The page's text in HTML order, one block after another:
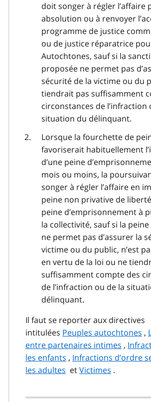
doit songer à régler l’affaire
absolution ou à renvoyer
programme de justice
ou de justice réparatrice
Autochtones, sauf si la
proposée ne permet pas
sécurité de la victime ou du
tiendrait pas suffisamment
circonstances de l’infraction
situation du délinquant.
Lorsque la fourchette de
favoriserait habituellement
d’une peine
mois ou moins, la
songer à régler l’affaire en
peine non privative de
peine d’emprisonnement à
la collectivité, sauf si la
ne permet pas d’assurer la
victime ou du public, n’est
en vertu de la loi ou ne
suffisamment compte des
de l’infraction ou de la
délinquant.
Il faut se reporter aux directives
intitulées Peuples autochtones ,
entre partenaires intimes ,
les enfants , Infractions d’ordre
les adultes etVictimes .